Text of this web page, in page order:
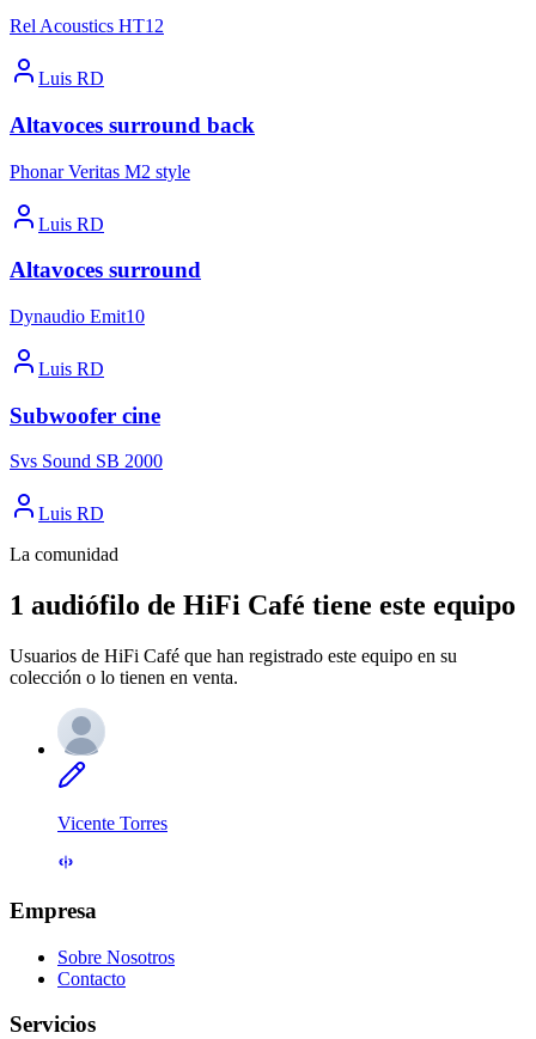
Rel Acoustics HT12
Luis RD
Altavoces surround back
Phonar Veritas M2 style
Luis RD
Altavoces surround
Dynaudio Emit10
Luis RD
Subwoofer cine
Svs Sound SB 2000
Luis RD
La comunidad
1 audiófilo de HiFi Café tiene este equipo
Usuarios de HiFi Café que han registrado este equipo en su
colección o lo tienen en venta.
Vicente Torres
Empresa
Sobre Nosotros
Contacto
Servicios